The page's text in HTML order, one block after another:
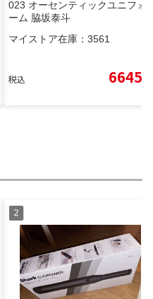
023 オーセンティックユニフォ
ーム 脇坂泰斗
マイストア在庫： 3561
税込 6645